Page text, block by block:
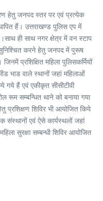
हेतु जनपद स्तर पर एवं प्रत्येक
हैं। उत्तराखण्ड पुलिस एप में
ही साथ नगर क्षेत्र में वन स्टाप
सुनिश्चित करने हेतु जनपद में पुरूष
प्रशिक्षित महिला पुलिसकर्मियों
भाड वाले स्थानों जहां महिलाओं
गये हैं एवं एकीकृत सीसीटीवी
रूम सम्बन्धित थाने को बनाया गया
शिविर भी आयोजित किये
संस्थानों एवं ऐसे कार्यस्थलों जहां
सुरक्षा सम्बन्धी शिविर आयोजित